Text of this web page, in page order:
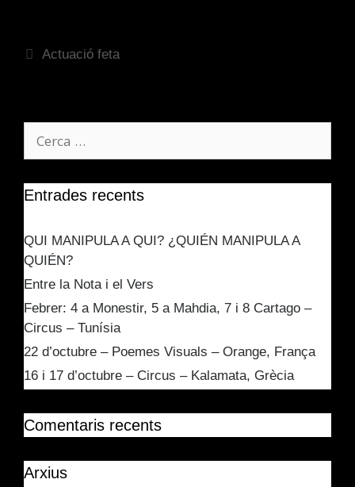
Actuació feta
Entrades recents
QUI MANIPULA A QUI? ¿QUIÉN MANIPULA A
QUIÉN?
Entre la Nota i el Vers
Febrer: 4 a Monestir, 5 a Mahdia, 7 i 8 Cartago –
Circus – Tunísia
22 d’octubre – Poemes Visuals – Orange, França
16 i 17 d’octubre – Circus – Kalamata, Grècia
Comentaris recents
Arxius